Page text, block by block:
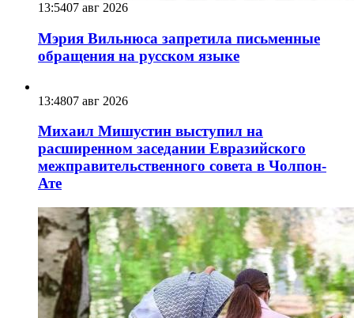
13:5407 авг 2026
Мэрия Вильнюса запретила письменные
обращения на русском языке
13:4807 авг 2026
Михаил Мишустин выступил на
расширенном заседании Евразийского
межправительственного совета в Чолпон-
Ате